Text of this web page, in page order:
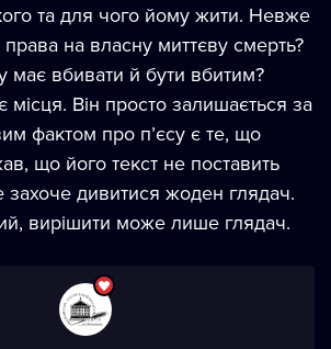
та для чого йому жити. Невже
на власну миттєву смерть?
має вбивати й бути вбитим?
Він просто залишається за
фактом про пʼєсу є те, що
що його текст не поставить
захоче дивитися жоден глядач.
вирішити може лише глядач.